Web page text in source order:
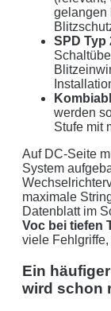
gelangen
SPD Typ
werden
Stufe mit
Auf DC-Seite
System
maximale
Datenblatt im
Voc bei tiefen
viele
Ein
wird schon